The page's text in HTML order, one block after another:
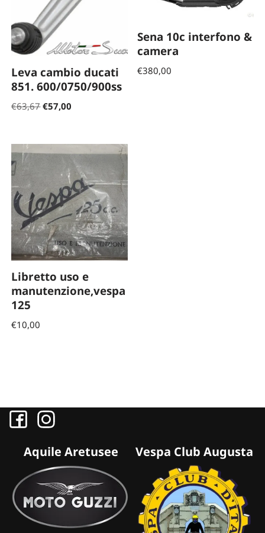
Leva cambio ducati
851. 600/0750/900ss
€63,67 €57,00
Sena 10c interfono &
camera
€380,00
Libretto uso e
manutenzione,vespa
125
€10,00
Aquile Aretusee Vespa Club Augusta